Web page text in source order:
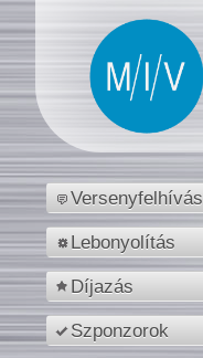
Versenyfelhívás
Lebonyolítás
Díjazás
Szponzorok